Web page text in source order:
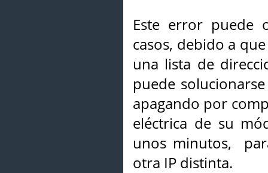
Este error puede
casos, debido a
una lista de
puede
apagando por
eléctrica de su
unos minutos,
otra IP distinta.